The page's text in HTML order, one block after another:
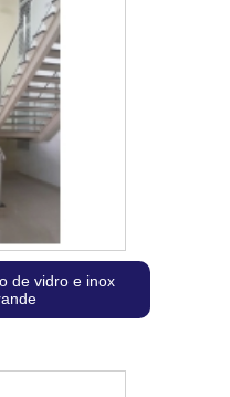
de vidro e inox